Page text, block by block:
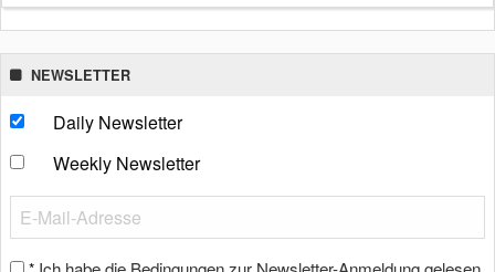
NEWSLETTER
Daily Newsletter
Weekly Newsletter